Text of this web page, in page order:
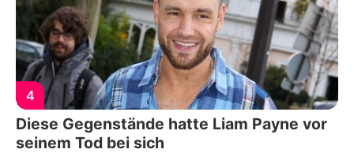
4
Diese Gegenstände hatte Liam Payne vor
seinem Tod bei sich